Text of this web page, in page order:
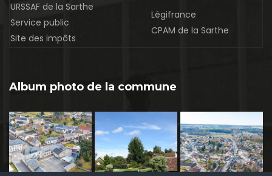
URSSAF de la Sarthe
Service public
Site des impôts
Légifrance
CPAM de la Sarthe
Album photo de la commune